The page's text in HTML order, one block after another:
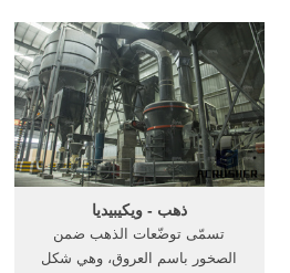
استخراج من الصخور الذهب الخام
مطحنة محطة كسارة الدردشة على
الانترنت
ذهب - ويكيبيديا
تسمّى توضّعات الذهب ضمن
الصخور باسم العروق، وهي شكل